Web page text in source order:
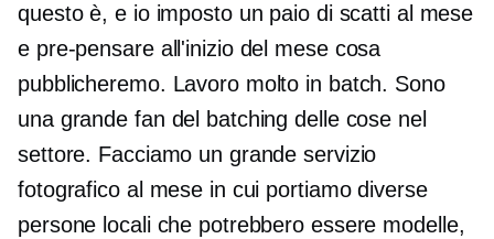
questo è, e io imposto un paio di scatti al mese
e pre-pensareall'inizio del mese cosa
pubblicheremo. Lavoro molto in batch. Sono
una grande fan del batching delle cose nel
settore. Facciamo un grande servizio
fotografico al mese in cui portiamo diverse
persone locali che potrebbero essere modelle,